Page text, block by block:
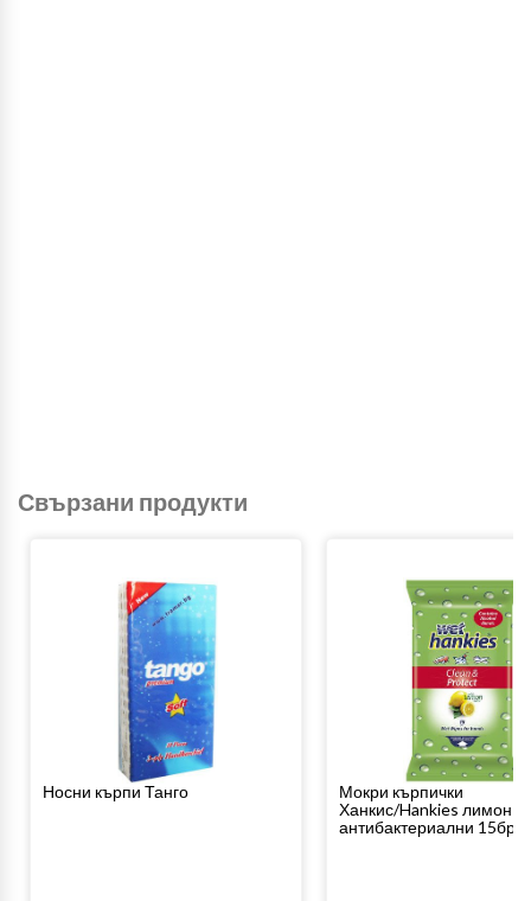
Свързани продукти
Носни кърпи Танго
Мокри кърпички
Ханкис/Hankies лимон
антибактериални 15бр.